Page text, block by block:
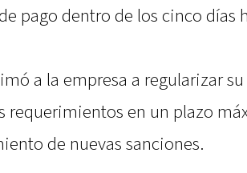
pago dentro de los cinco días
a la empresa a regularizar
requerimientos en un plazo
de nuevas sanciones.